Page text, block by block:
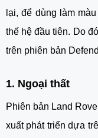
lại, để dùng làm
thế hệ đầu tiên. Do
trên phiên bản
1. Ngoại thất
Phiên bản Land
xuất phát triển dựa